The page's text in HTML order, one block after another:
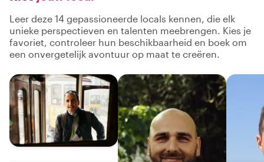
Leer deze 14 gepassioneerde locals kennen, die elk
unieke perspectieven en talenten meebrengen. Kies je
favoriet, controleer hun beschikbaarheid en boek om
een onvergetelijk avontuur op maat te creëren.